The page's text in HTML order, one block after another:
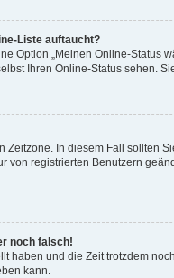
Liste auftaucht?
Option „Meinen Online-Status
Ihren Online-Status sehen.
In diesem Fall sollten
von registrierten Benutzern
noch falsch!
haben und die Zeit trotzdem
kann.